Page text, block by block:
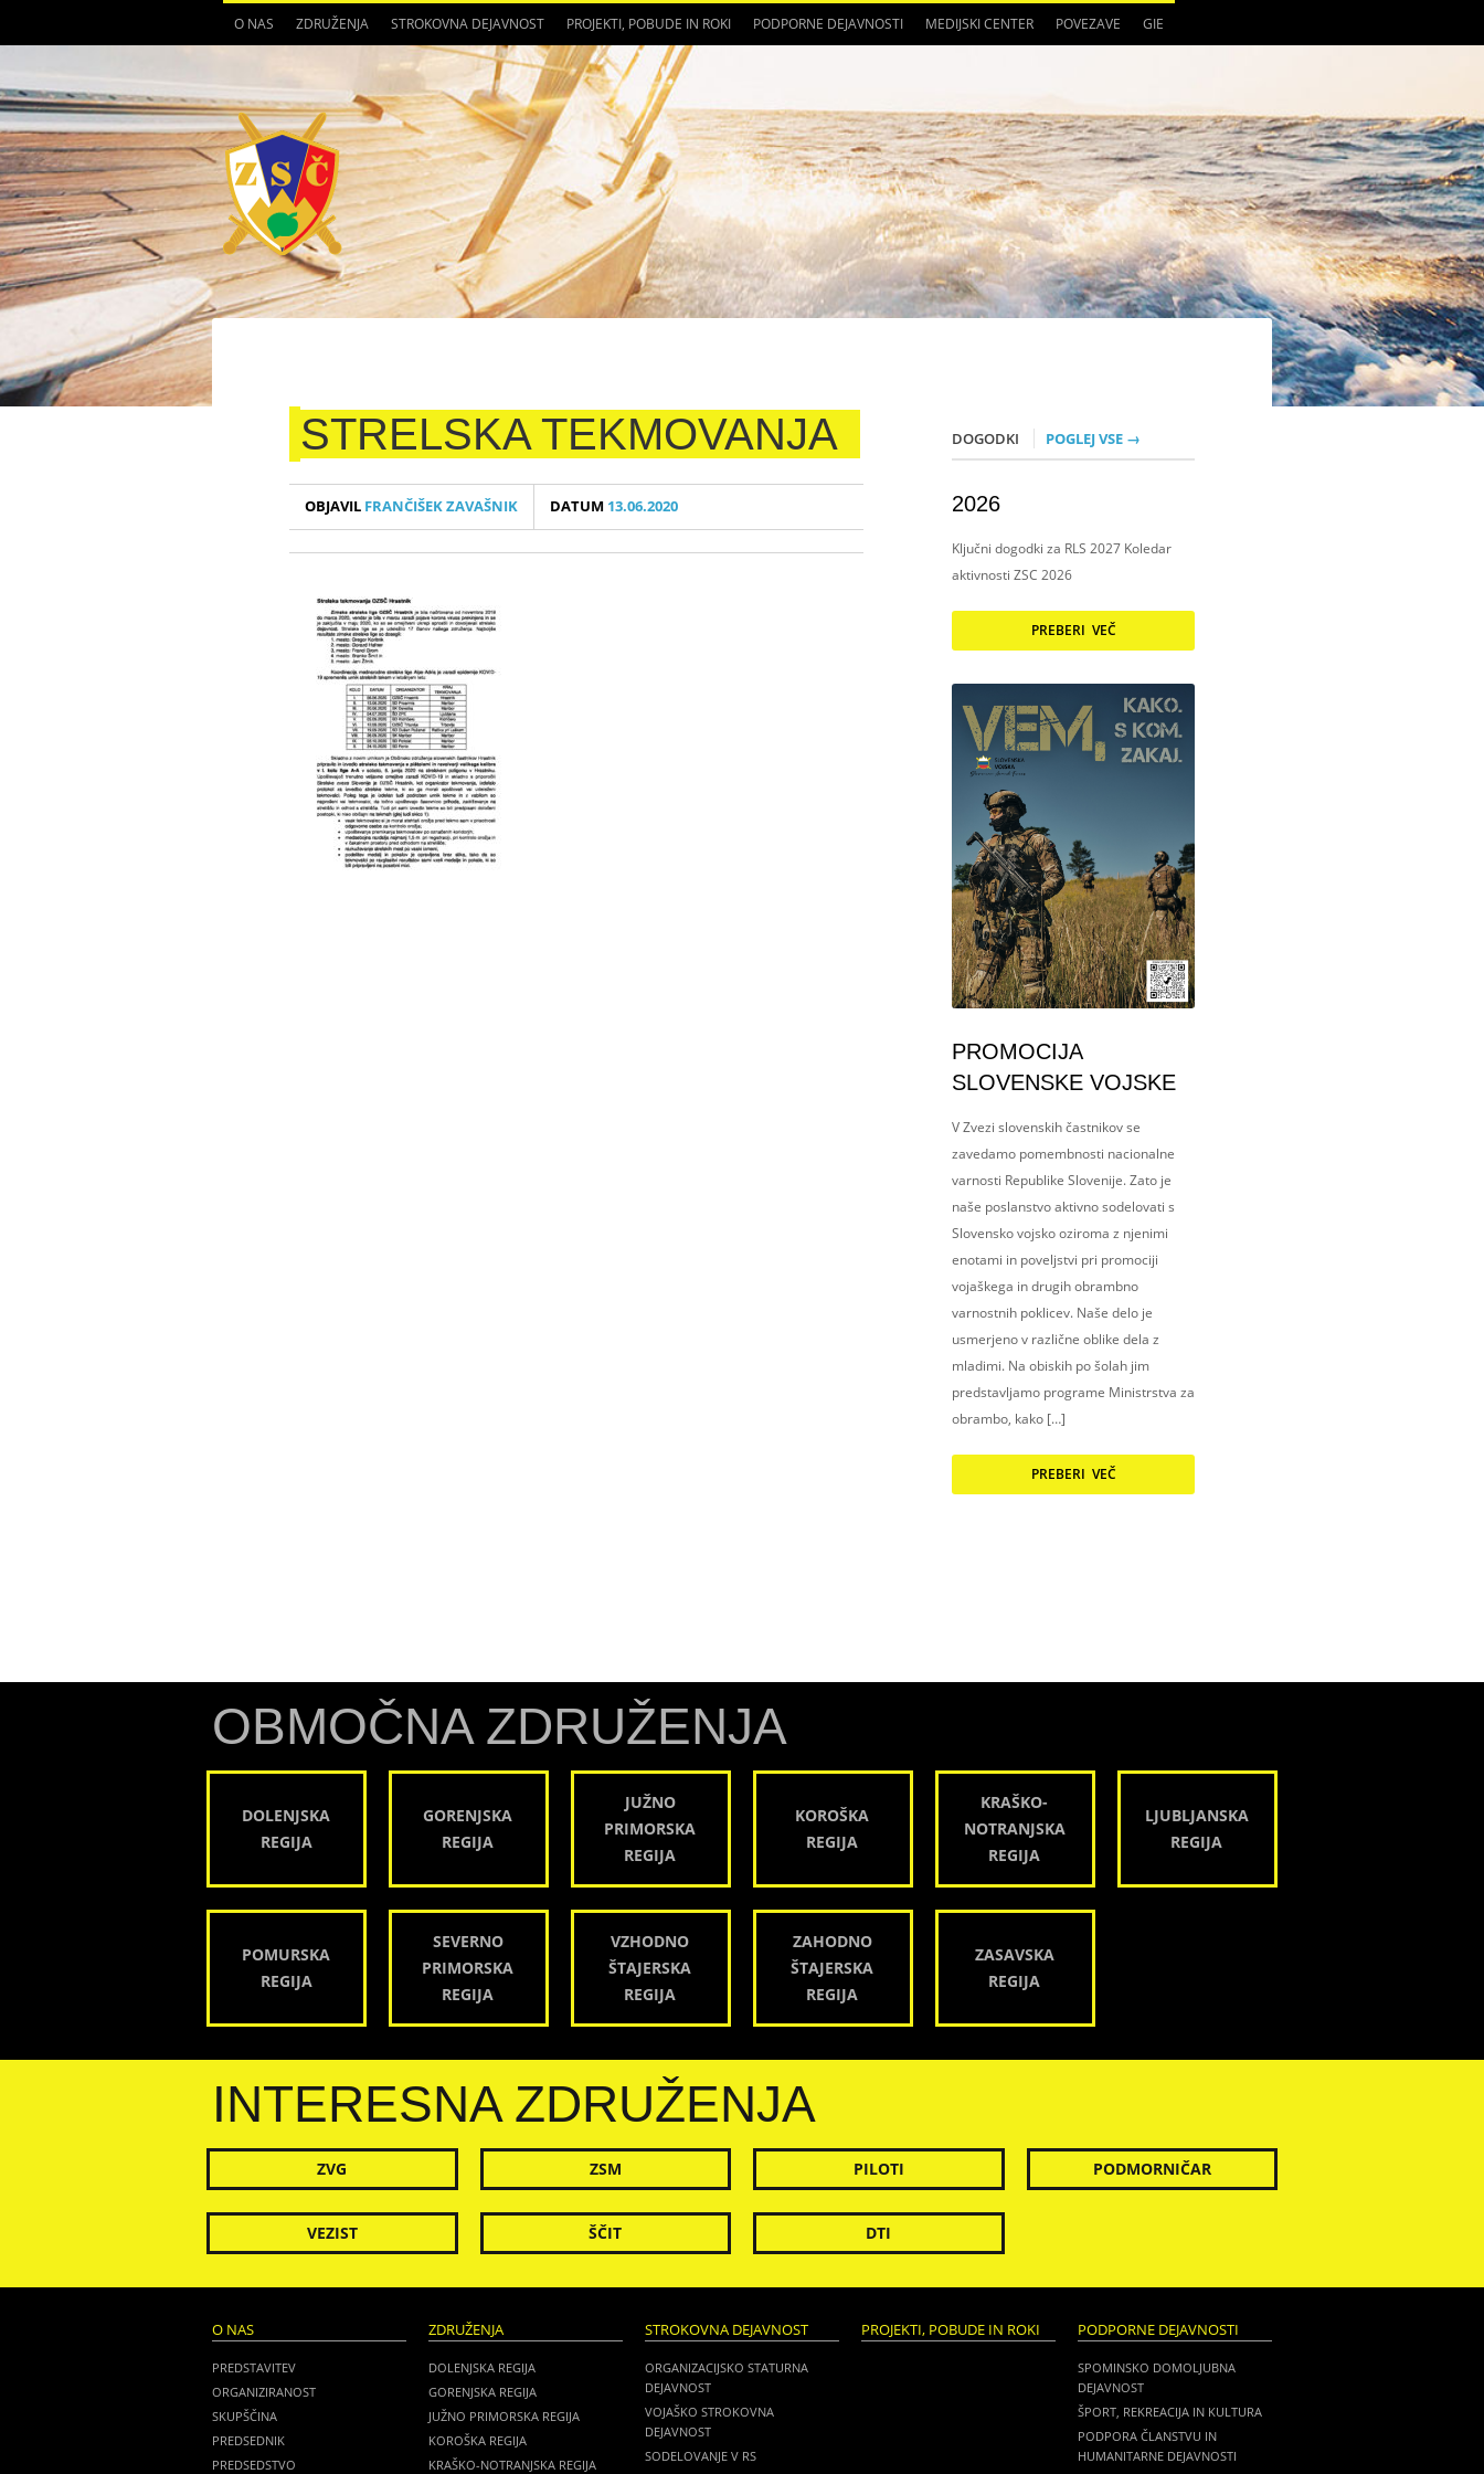
O NAS ZDRUŽENJA STROKOVNA DEJAVNOST PROJEKTI, POBUDE IN ROKI PODPORNE DEJAVNOSTI MEDIJSKI CENTER POVEZAVE GIE
STRELSKA TEKMOVANJA
OBJAVIL FRANČIŠEK ZAVAŠNIK DATUM 13.06.2020
DOGODKI POGLEJ VSE →
2026
Ključni dogodki za RLS 2027 Koledar
aktivnosti ZSC 2026
PREBERI VEČ
PROMOCIJA
SLOVENSKE VOJSKE
V Zvezi slovenskih častnikov se
zavedamo pomembnosti nacionalne
varnosti Republike Slovenije. Zato je
naše poslanstvo aktivno sodelovati s
Slovensko vojsko oziroma z njenimi
enotami in poveljstvi pri promociji
vojaškega in drugih obrambno
varnostnih poklicev. Naše delo je
usmerjeno v različne oblike dela z
mladimi. Na obiskih po šolah jim
predstavljamo programe Ministrstva za
obrambo, kako […]
PREBERI VEČ
OBMOČNA ZDRUŽENJA
DOLENJSKA
REGIJA
GORENJSKA
REGIJA
JUŽNO
PRIMORSKA
REGIJA
KOROŠKA
REGIJA
KRAŠKO-
NOTRANJSKA
REGIJA
LJUBLJANSKA
REGIJA
POMURSKA
REGIJA
SEVERNO
PRIMORSKA
REGIJA
VZHODNO
ŠTAJERSKA
REGIJA
ZAHODNO
ŠTAJERSKA
REGIJA
ZASAVSKA
REGIJA
INTERESNA ZDRUŽENJA
ZVG ZSM PILOTI PODMORNIČAR
VEZIST ŠČIT DTI
O NAS
PREDSTAVITEV
ORGANIZIRANOST
SKUPŠČINA
PREDSEDNIK
PREDSEDSTVO
ZDRUŽENJA
DOLENJSKA REGIJA
GORENJSKA REGIJA
JUŽNO PRIMORSKA REGIJA
KOROŠKA REGIJA
KRAŠKO-NOTRANJSKA REGIJA
STROKOVNA DEJAVNOST
ORGANIZACIJSKO STATURNA
DEJAVNOST
VOJAŠKO STROKOVNA
DEJAVNOST
SODELOVANJE V RS
PROJEKTI, POBUDE IN ROKI PODPORNE DEJAVNOSTI
SPOMINSKO DOMOLJUBNA
DEJAVNOST
ŠPORT, REKREACIJA IN KULTURA
PODPORA ČLANSTVU IN
HUMANITARNE DEJAVNOSTI